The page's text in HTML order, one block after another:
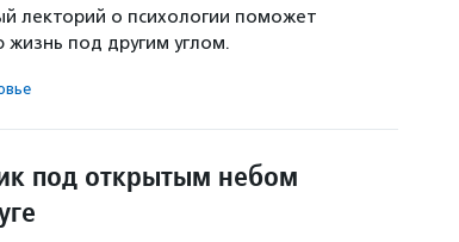
лекторий о психологии поможет
жизнь под другим углом.
под открытым небом